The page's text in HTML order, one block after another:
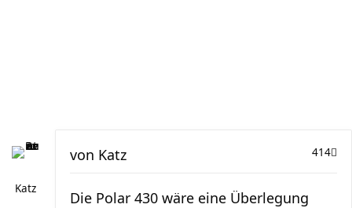
Katz
414
von Katz
Die Polar 430 wäre eine Überlegung